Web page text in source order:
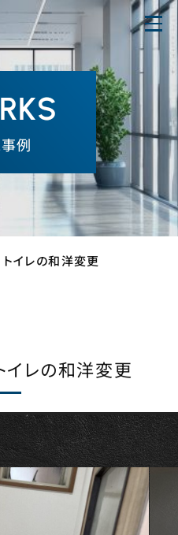
例
イレの和洋変更
イレの和洋変更